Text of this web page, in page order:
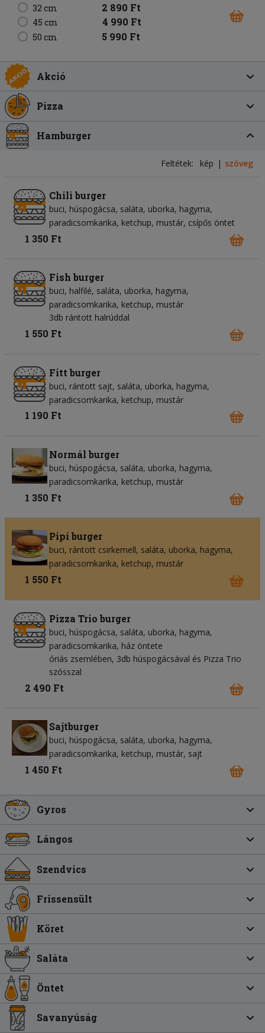
32 cm 2 890 Ft
45 cm 4 990 Ft
50 cm 5 990 Ft
Akció
Pizza
Hamburger
Feltétek: kép szöveg
Chili burger
buci húspogácsa saláta uborka hagyma
paradicsomkarika ketchup mustár csípős öntet
1 350 Ft
Fish burger
buci halfilé saláta uborka hagyma
paradicsomkarika ketchup mustár
3db rántott halrúddal
1 550 Ft
Fitt burger
buci rántott sajt saláta uborka hagyma
paradicsomkarika ketchup mustár
1 190 Ft
Normál burger
buci húspogácsa saláta uborka hagyma
paradicsomkarika ketchup mustár
1 350 Ft
Pipi burger
buci rántott csirkemell saláta uborka hagyma
paradicsomkarika ketchup mustár
1 550 Ft
Pizza Trio burger
buci húspogácsa saláta uborka hagyma
paradicsomkarika ház öntete
óriás zsemlében, 3db húspogácsával és Pizza Trio
szósszal
2 490 Ft
Sajtburger
buci húspogácsa saláta uborka hagyma
paradicsomkarika ketchup mustár sajt
1 450 Ft
Gyros
Lángos
Szendvics
Frissensült
Köret
Saláta
Öntet
Savanyúság